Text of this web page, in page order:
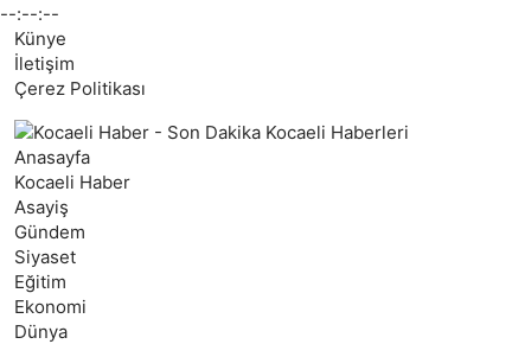
--:--:--
Künye
İletişim
Çerez Politikası
Anasayfa
Kocaeli Haber
Asayiş
Gündem
Siyaset
Eğitim
Ekonomi
Dünya